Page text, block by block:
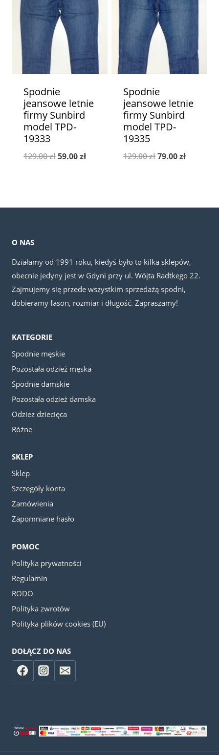
Spodnie
jeansowe letnie
firmy Sunbird
model TPD-
19333
129.00złPierwotna
59.00złAktualna
Spodnie
jeansowe letnie
firmy Sunbird
model TPD-
19335
129.00złPierwotna
79.00złAktualna
O NAS
Działamy od 1991 roku, kiedyś było to kilka sklepów,
obecnie jedyny jest w Gdyni przy ul. Wójta Radtkego 22.
Zajmujemy się przede wszystkim sprzedażą spodni,
dobieramy fason, rozmiar i długość. Zapraszamy!
KATEGORIE
Spodnie męskie
Pozostała odzież męska
Spodnie damskie
Pozostała odzież damska
Odzież dziecięca
Różne
SKLEP
Sklep
Szczegóły konta
Zamówienia
Zapomniane hasło
POMOC
Polityka prywatności
Regulamin
RODO
Polityka zwrotów
Polityka plików cookies (EU)
DOŁĄCZ DO NAS